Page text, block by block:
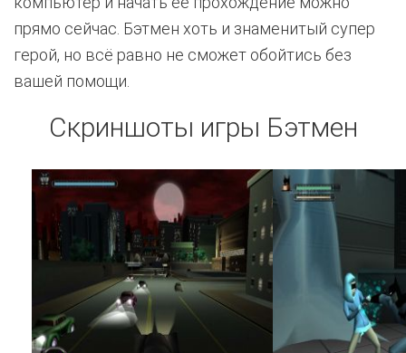
прямо сейчас. Бэтмен хоть и знаменитый супер
герой, но всё равно не сможет обойтись без
вашей помощи.
Скриншоты игры Бэтмен